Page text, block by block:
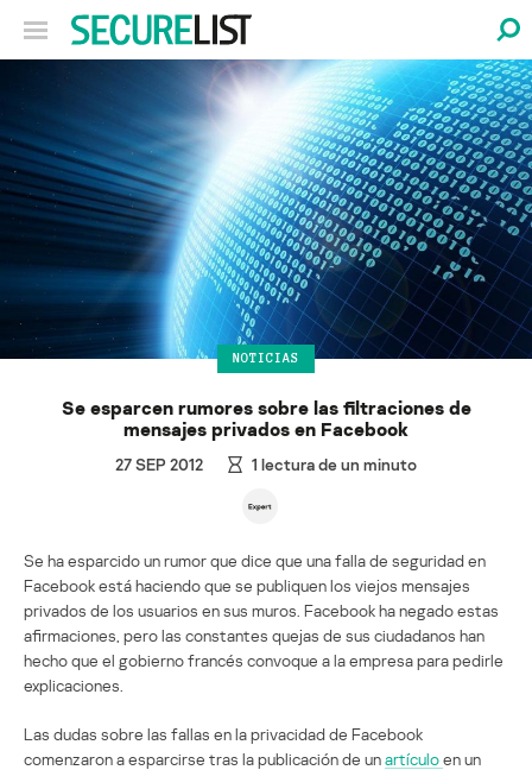
NOTICIAS
Se esparcen rumores sobre las filtraciones de
mensajes privados en Facebook
27 SEP 2012 1 lectura de un minuto
Se ha esparcido un rumor que dice que una falla de seguridad en
Facebook está haciendo que se publiquen los viejos mensajes
privados de los usuarios en sus muros. Facebook ha negado estas
afirmaciones, pero las constantes quejas de sus ciudadanos han
hecho que el gobierno francés convoque a la empresa para pedirle
explicaciones.
Las dudas sobre las fallas en la privacidad de Facebook
comenzaron a esparcirse tras la publicación de unartículoen un